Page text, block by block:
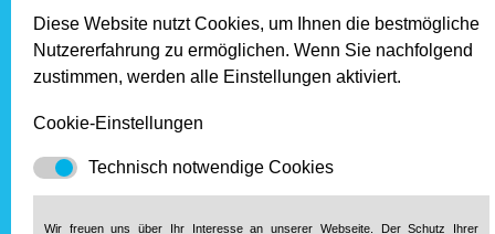
Juni 2016
Mai 2016
April 2016
Februar 2016
Diese Website nutzt Cookies, um Ihnen die bestmögliche
Nutzererfahrung zu ermöglichen. Wenn Sie nachfolgend
zustimmen, werden alle Einstellungen aktiviert.
Cookie-Einstellungen
Technisch notwendige Cookies
Wir freuen uns über Ihr Interesse an unserer Webseite. Der Schutz Ihrer